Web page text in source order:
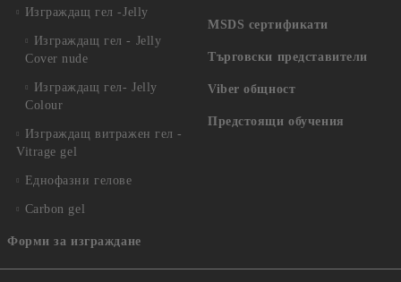
Изграждащ гел -Jelly
Изграждащ гел - Jelly
Cover nude
Изграждащ гел- Jelly
Colour
Изграждащ витражен гел -
Vitrage gel
Еднофазни гелове
Carbon gel
Форми за изграждане
MSDS сертификати
Търговски представители
Viber общност
Предстоящи обучения